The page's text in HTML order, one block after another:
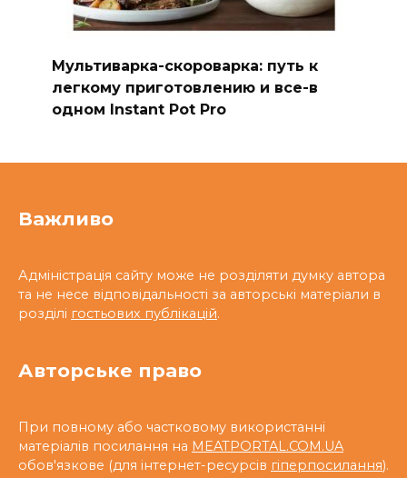
Мультиварка-скороварка: путь к
легкому приготовлению и все-в
одном Instant Pot Pro
Важливо
Адміністрація сайту може не розділяти думку автора
та не несе відповідальності за авторські матеріали в
розділі гостьових публікацій.
Авторське право
При повному або частковому використанні
матеріалів посилання на MEATPORTAL.COM.UA
обов'язкове (для інтернет-ресурсів гіперпосилання).